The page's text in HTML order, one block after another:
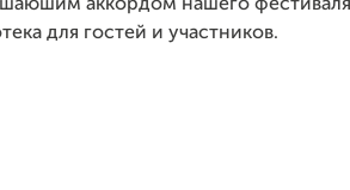
аккордом нашего
для гостей и участников.